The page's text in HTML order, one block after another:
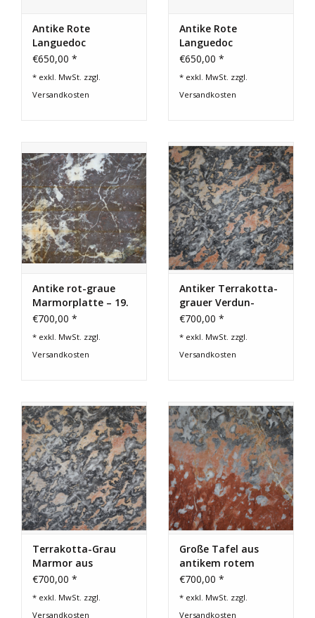
Antike Rote
Languedoc
Marmortafel
€650,00 *
* exkl. MwSt. zzgl.
Versandkosten
Antike Rote
Languedoc
Marmortafel
€650,00 *
* exkl. MwSt. zzgl.
Versandkosten
Antike rot-graue
Marmorplatte – 19.
Jahrhundert
€700,00 *
* exkl. MwSt. zzgl.
Versandkosten
Antiker Terrakotta-
grauer Verdun-
Marmor
€700,00 *
* exkl. MwSt. zzgl.
Versandkosten
Terrakotta-Grau
Marmor aus
Frankreich 2 cm
€700,00 *
* exkl. MwSt. zzgl.
Versandkosten
Große Tafel aus
antikem rotem
Languedoc-Marmor
aus Frankreich
€700,00 *
* exkl. MwSt. zzgl.
Versandkosten